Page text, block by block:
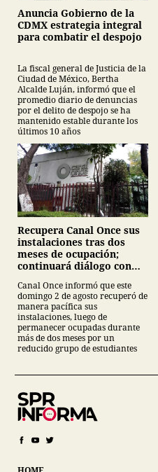
Anuncia Gobierno de la
CDMX estrategia integral
para combatir el despojo
La fiscal general de Justicia de la
Ciudad de México, Bertha
Alcalde Luján, informó que el
promedio diario de denuncias
por el delito de despojo se ha
mantenido estable durante los
últimos 10 años
Recupera Canal Once sus
instalaciones tras dos
meses de ocupación;
continuará diálogo con
Canal Once informó que este
domingo 2 de agosto recuperó de
manera pacífica sus
instalaciones, luego de
permanecer ocupadas durante
más de dos meses por un
reducido grupo de estudiantes